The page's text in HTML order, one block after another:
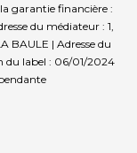
garantie financière :
du médiateur : 1,
BAULE | Adresse du
du label : 06/01/2024